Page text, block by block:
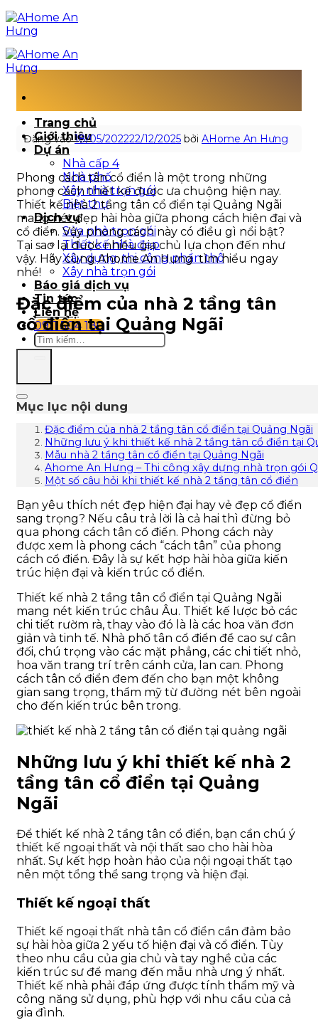
Bỏ
qua
nội
dung
Trang chủ
Giới thiệu
Dự án
Nhà cấp 4
Nhà phố
Xây nhà trọn gói
Biệt thự
Dịch vụ
Sửa nhà trọn gói
Thiết kế nhà đẹp
Xây dựng, thi công phần thô
Xây nhà trọn gói
Báo giá dịch vụ
Tin tức
Liên hệ
0911 504 180
Thiết kế nhà 2 tầng tân cổ điển
tại Quảng Ngãi
Đăng vào18/05/202222/12/2025 bởi AHome An Hưng
Phong cách tân cổ điển là một trong những
phong cách thiết kế được ưa chuộng hiện nay.
Thiết kế nhà 2 tầng tân cổ điển tại Quảng Ngãi
mang nét đẹp hài hòa giữa phong cách hiện đại và
cổ điển. Vậy phong cách này có điều gì nổi bật?
Tại sao lại được nhiều gia chủ lựa chọn đến như
vậy. Hãy cùng Ahome An Hưng tìm hiểu ngay
nhé!
Đặc điểm của nhà 2 tầng tân
cổ điển tại Quảng Ngãi
Mục lục nội dung
Đặc điểm của nhà 2 tầng tân cổ điển tại Quảng Ngãi
Những lưu ý khi thiết kế nhà 2 tầng tân cổ điển tại
Mẫu nhà 2 tầng tân cổ điển tại Quảng Ngãi
Ahome An Hưng – Thi công xây dựng nhà trọn gói
Một số câu hỏi khi thiết kế nhà 2 tầng tân cổ điển
Bạn yêu thích nét đẹp hiện đại hay vẻ đẹp cổ điển
sang trọng? Nếu câu trả lời là cả hai thì đừng bỏ
qua phong cách tân cổ điển. Phong cách này
được xem là phong cách “cách tân” của phong
cách cổ điển. Đây là sự kết hợp hài hòa giữa kiến
trúc hiện đại và kiến trúc cổ điển.
Thiết kế nhà 2 tầng tân cổ điển tại Quảng Ngãi
mang nét kiến trúc châu Âu. Thiết kế lược bỏ các
chi tiết rườm rà, thay vào đó là là các hoa văn đơn
giản và tinh tế. Nhà phố tân cổ điển đề cao sự cân
đối, chú trọng vào các mặt phẳng, các chi tiết nhỏ,
hoa văn trang trí trên cánh cửa, lan can. Phong
cách tân cổ điển đem đến cho bạn một không
gian sang trọng, thẩm mỹ từ đường nét bên ngoài
cho đến kiến trúc bên trong.
Những lưu ý khi thiết kế nhà 2
tầng tân cổ điển tại Quảng
Ngãi
Để thiết kế nhà 2 tầng tân cổ điển, bạn cần chú ý
thiết kế ngoại thất và nội thất sao cho hài hòa
nhất. Sự kết hợp hoàn hảo của nội ngoại thất tạo
nên một tổng thể sang trọng và hiện đại.
Thiết kế ngoại thất
Thiết kế ngoại thất nhà tân cổ điển cần đảm bảo
sự hài hòa giữa 2 yếu tố hiện đại và cổ điển. Tùy
theo nhu cầu của gia chủ và tay nghề của các
kiến trúc sư để mang đến mẫu nhà ưng ý nhất.
Thiết kế nhà phải đáp ứng được tính thẩm mỹ và
công năng sử dụng, phù hợp với nhu cầu của cả
gia đình.